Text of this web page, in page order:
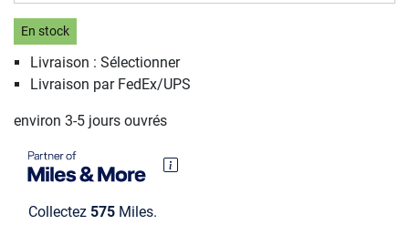
En stock
Livraison : Sélectionner
Livraison par FedEx/UPS
environ 3-5 jours ouvrés
Collectez 575 Miles.